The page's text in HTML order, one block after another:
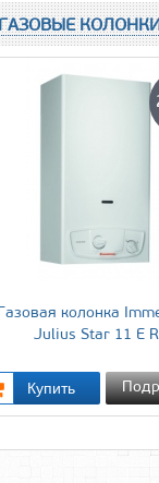
ГАЗОВЫЕ
колонка
Julius Star 11 E R